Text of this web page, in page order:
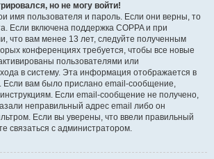
но не могу войти!
имя пользователя и пароль. Если они верны, то
Если включена поддержка COPPA и при
что вам менее 13 лет, следуйте полученным
конференциях требуется, чтобы все новые
пользователями или
в систему. Эта информация отображается в
Если вам было прислано email-сообщение,
Если email-сообщение не получено,
неправильный адрес email либо он
Если вы уверены, что ввели правильный
связаться с администратором.